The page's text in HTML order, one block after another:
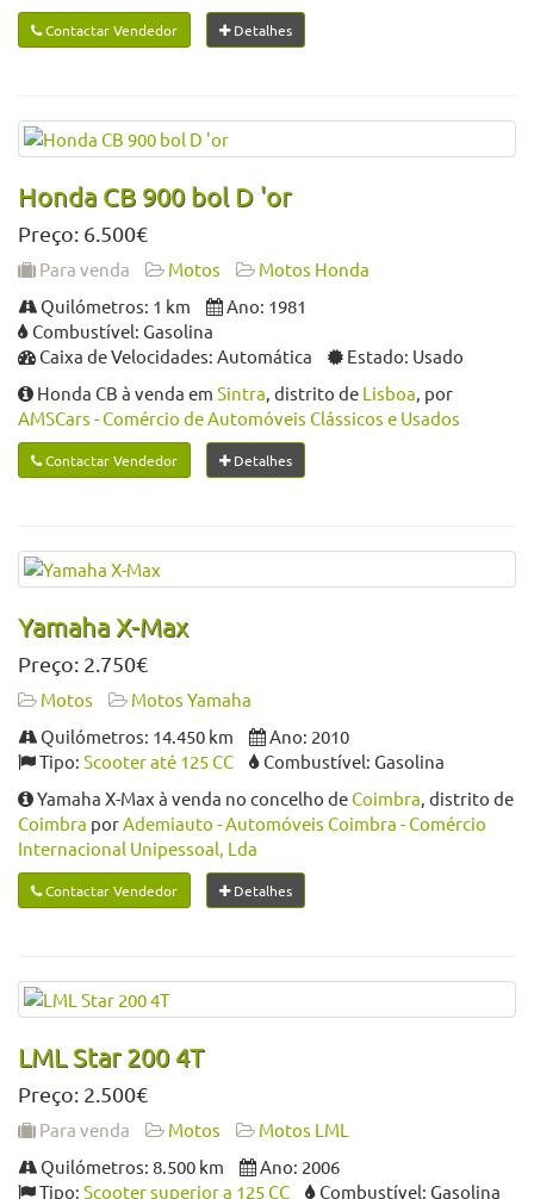
Contactar Vendedor Detalhes
Honda CB 900 bol D 'or
Preço: 6.500€
Para venda Motos
Motos Honda
Quilómetros: 1 km
Ano: 1981
Combustível: Gasolina
Caixa de Velocidades: Automática
Estado: Usado
Honda CB à venda em Sintra, distrito de Lisboa, por
AMSCars - Comércio de Automóveis Clássicos e Usados
Contactar Vendedor Detalhes
Yamaha X-Max
Preço: 2.750€
Motos
Motos Yamaha
Quilómetros: 14.450 km
Ano: 2010
Tipo: Scooter até 125 CC
Combustível: Gasolina
Yamaha X-Max à venda no concelho deCoimbra, distrito de
Coimbra porAdemiauto - Automóveis Coimbra - Comércio
Internacional Unipessoal, Lda
Contactar Vendedor Detalhes
LML Star 200 4T
Preço: 2.500€
Para venda Motos
Motos LML
Quilómetros: 8.500 km
Ano: 2006
Tipo: Scooter superior a 125 CC Combustível: Gasolina